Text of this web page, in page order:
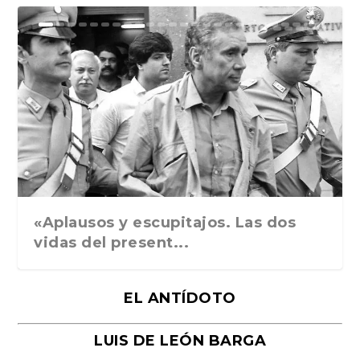
Ground Rules. Alejan...
«Rafael: Poesía subl...
Bienvenidos al circo...
Georges de La Tour. ...
Robert Capa: la hist...
«Aplausos y escupitajos. Las dos
vidas del present...
EL ANTÍDOTO
LUIS DE LEÓN BARGA